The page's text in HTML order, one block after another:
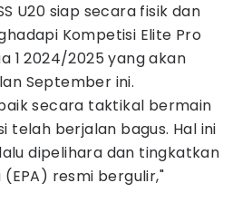
U20 siap secara fisik dan
Kompetisi Elite Pro
1 2024/2025 yang akan
September ini.
secara taktikal bermain
telah berjalan bagus. Hal ini
dipelihara dan tingkatkan
resmi bergulir,"